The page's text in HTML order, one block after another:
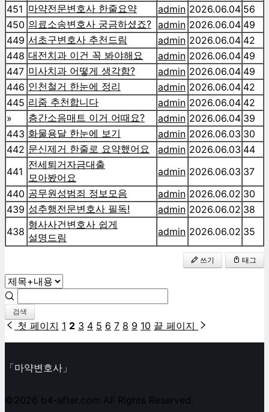
451 마약전문변호사 한줄요약 admin 2026.06.04 56
450 의료소송변호사 궁금하셨죠? admin 2026.06.04 49
449 서초구변호사 추천드림 admin 2026.06.04 42
448 대전치과 이건 꼭 봐야해요 admin 2026.06.04 49
447 미사치과 어떻게 생각함? admin 2026.06.04 49
446 인천철거 한눈에 정리 admin 2026.06.04 42
445 리줌 추천합니다 admin 2026.06.04 42
»
층간소음매트 이거 어때요? admin 2026.06.04 39
443 화물용달 한눈에 보기 admin 2026.06.03 30
442 문신제거 한줄로 요약했어요 admin 2026.06.03 44
441
전세퇴거자금대출
모아봤어요
admin 2026.06.03 37
440 공무원성범죄 정보모음 admin 2026.06.02 30
439 성추행전문변호사 필독! admin 2026.06.02 38
438
형사사건변호사 쉽게
설명드림
admin 2026.06.02 35
쓰기 태그
검색
첫 페이지 1 2 3 4 5 6 7 8 9 10 끝 페이지
「마약변호사」
©2026 b4-after.com All Rights Reserved.